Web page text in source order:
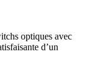
optiques avec
d’un